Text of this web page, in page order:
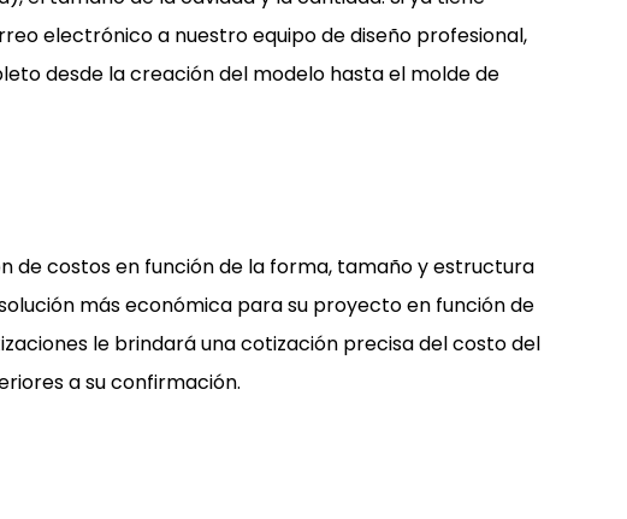
electrónico a nuestro equipo de diseño profesional,
desde la creación del modelo hasta el molde de
de costos en función de la forma, tamaño y estructura
más económica para su proyecto en función de
le brindará una cotización precisa del costo del
a su confirmación.